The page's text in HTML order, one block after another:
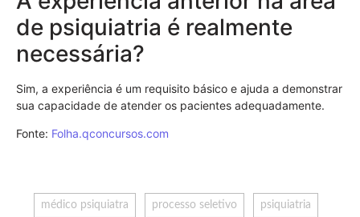
de psiquiatria é realmente
necessária?
Sim, a experiência é um requisito básico e ajuda a demonstrar
sua capacidade de atender os pacientes adequadamente.
Fonte: Folha.qconcursos.com
médico psiquiatra processo seletivo psiquiatria